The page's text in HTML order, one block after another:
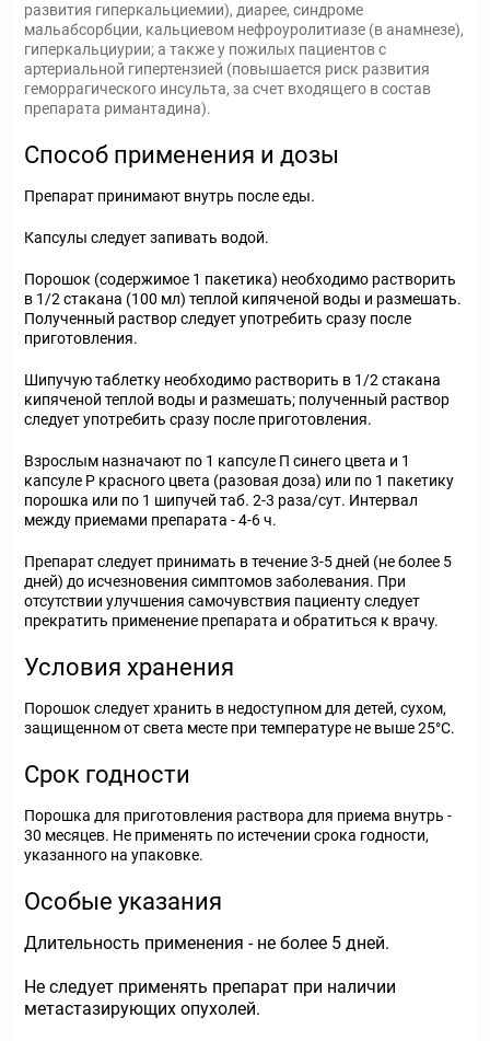
развития гиперкальциемии), диарее, синдроме
мальабсорбции, кальциевом нефроуролитиазе (в анамнезе),
гиперкальциурии; а также у пожилых пациентов с
артериальной гипертензией (повышается риск развития
геморрагического инсульта, за счет входящего в состав
препарата римантадина).
Способ применения и дозы
Препарат принимают внутрь после еды.
Капсулы следует запивать водой.
Порошок (содержимое 1 пакетика) необходимо растворить
в 1/2 стакана (100 мл) теплой кипяченой воды и размешать.
Полученный раствор следует употребить сразу после
приготовления.
Шипучую таблетку необходимо растворить в 1/2 стакана
кипяченой теплой воды и размешать; полученный раствор
следует употребить сразу после приготовления.
Взрослым назначают по 1 капсуле П синего цвета и 1
капсуле Р красного цвета (разовая доза) или по 1 пакетику
порошка или по 1 шипучей таб. 2-3 раза/сут. Интервал
между приемами препарата - 4-6 ч.
Препарат следует принимать в течение 3-5 дней (не более 5
дней) до исчезновения симптомов заболевания. При
отсутствии улучшения самочувствия пациенту следует
прекратить применение препарата и обратиться к врачу.
Условия хранения
Порошок следует хранить в недоступном для детей, сухом,
защищенном от света месте при температуре не выше 25°С.
Срок годности
Порошка для приготовления раствора для приема внутрь -
30 месяцев. Не применять по истечении срока годности,
указанного на упаковке.
Особые указания
Длительность применения - не более 5 дней.
Не следует применять препарат при наличии
метастазирующих опухолей.